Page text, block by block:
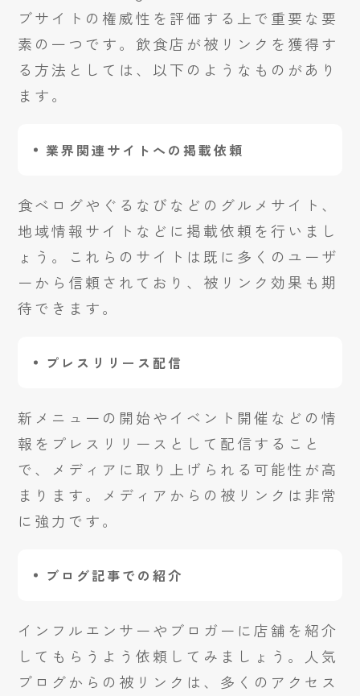
ブサイトの権威性を評価する上で重要な要
素の一つです。飲食店が被リンクを獲得す
る方法としては、以下のようなものがあり
ます。
業界関連サイトへの掲載依頼
食べログやぐるなびなどのグルメサイト、
地域情報サイトなどに掲載依頼を行いまし
ょう。これらのサイトは既に多くのユーザ
ーから信頼されており、被リンク効果も期
待できます。
プレスリリース配信
新メニューの開始やイベント開催などの情
報をプレスリリースとして配信すること
で、メディアに取り上げられる可能性が高
まります。メディアからの被リンクは非常
に強力です。
ブログ記事での紹介
インフルエンサーやブロガーに店舗を紹介
してもらうよう依頼してみましょう。人気
ブログからの被リンクは、多くのアクセス